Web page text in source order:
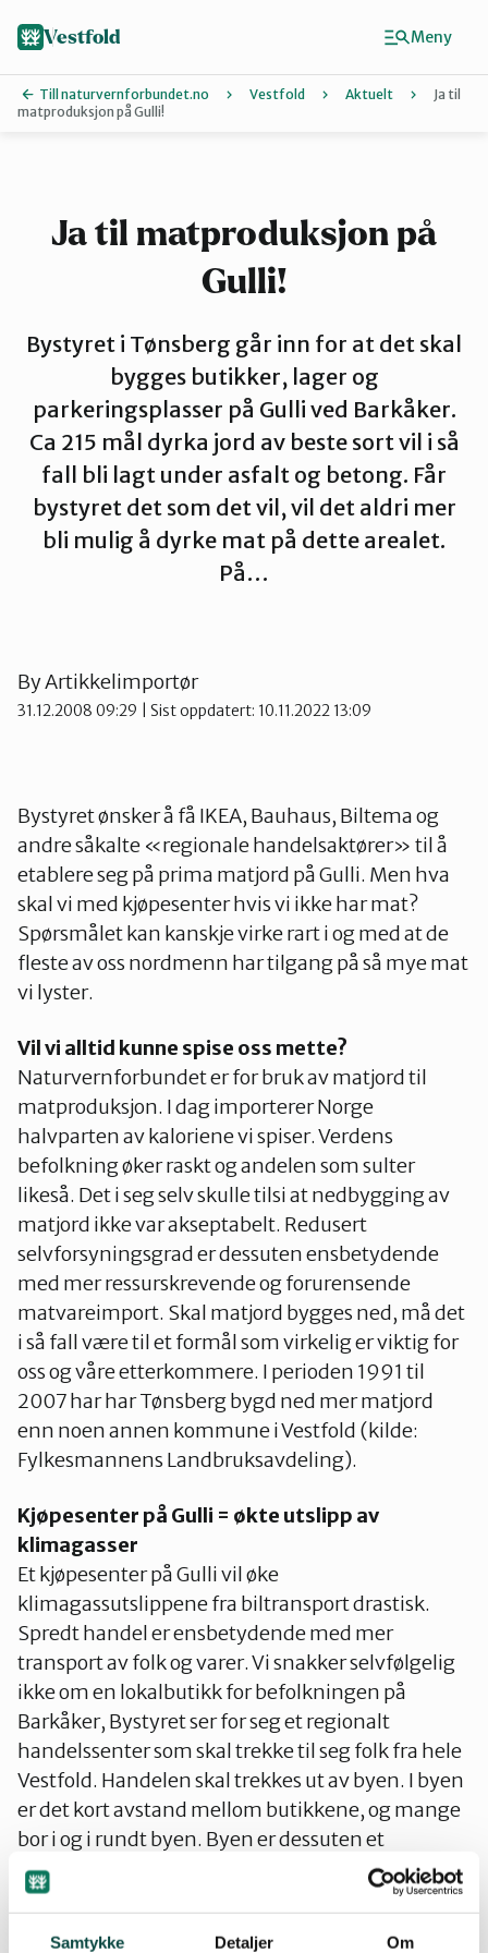
Samtykke Detaljer Om
Larvik
Sandefjord
Tønsberg og Færder
Vestfold
Till naturvernforbundet.no Vestfold Aktuelt
Ja til
matproduksjon på Gulli!
Ja til matproduksjon på
Gulli!
Bystyret i Tønsberg går inn for at det skal
bygges butikker, lager og
parkeringsplasser på Gulli ved Barkåker.
Ca 215 mål dyrka jord av beste sort vil i så
fall bli lagt under asfalt og betong. Får
bystyret det som det vil, vil det aldri mer
bli mulig å dyrke mat på dette arealet.
På…
ByArtikkelimportør
31.12.2008 09:29 | Sist oppdatert: 10.11.2022 13:09
Bystyret ønsker å få IKEA, Bauhaus, Biltema og
andre såkalte «regionale handelsaktører» til å
etablere seg på prima matjord på Gulli. Men hva
skal vi med kjøpesenter hvis vi ikke har mat?
Spørsmålet kan kanskje virke rart i og med at de
fleste av oss nordmenn har tilgang på så mye mat
vi lyster.
Vil vi alltid kunne spise oss mette?
Naturvernforbundet er for bruk av matjord til
matproduksjon. I dag importerer Norge
halvparten av kaloriene vi spiser. Verdens
befolkning øker raskt og andelen som sulter
likeså. Det i seg selv skulle tilsi at nedbygging av
matjord ikke var akseptabelt. Redusert
selvforsyningsgrad er dessuten ensbetydende
med mer ressurskrevende og forurensende
matvareimport. Skal matjord bygges ned, må det
i så fall være til et formål som virkelig er viktig for
oss og våre etterkommere. I perioden 1991 til
2007 har har Tønsberg bygd ned mer matjord
enn noen annen kommune i Vestfold (kilde:
Fylkesmannens Landbruksavdeling).
Kjøpesenter på Gulli = økte utslipp av
klimagasser
Et kjøpesenter på Gulli vil øke
klimagassutslippene fra biltransport drastisk.
Spredt handel er ensbetydende med mer
transport av folk og varer. Vi snakker selvfølgelig
ikke om en lokalbutikk for befolkningen på
Barkåker, Bystyret ser for seg et regionalt
handelssenter som skal trekke til seg folk fra hele
Vestfold. Handelen skal trekkes ut av byen. I byen
er det kort avstand mellom butikkene, og mange
bor i og i rundt byen. Byen er dessuten et
kollektivknutepunkt. Det vil selvfølgelig Gulli aldri
bli. Suger man handel ut av byen og plasserer den